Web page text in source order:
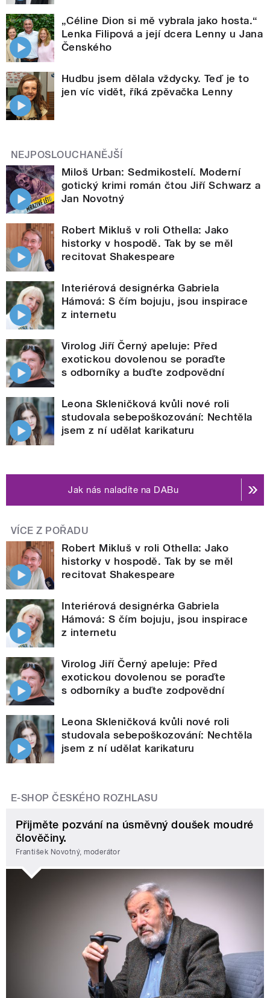
„Céline Dion si mě vybrala jako hosta.“
Lenka Filipová a její dcera Lenny u Jana
Čenského
Hudbu jsem dělala vždycky. Teď je to
jen víc vidět, říká zpěvačka Lenny
NEJPOSLOUCHANĚJŠÍ
Miloš Urban: Sedmikostelí. Moderní
gotický krimi román čtou Jiří Schwarz a
Jan Novotný
Robert Mikluš v roli Othella: Jako
historky v hospodě. Tak by se měl
recitovat Shakespeare
Interiérová designérka Gabriela
Hámová: S čím bojuju, jsou inspirace
z internetu
Virolog Jiří Černý apeluje: Před
exotickou dovolenou se poraďte
s odborníky a buďte zodpovědní
Leona Skleničková kvůli nové roli
studovala sebepoškozování: Nechtěla
jsem z ní udělat karikaturu
Jak nás naladíte na DABu
VÍCE Z POŘADU
Robert Mikluš v roli Othella: Jako
historky v hospodě. Tak by se měl
recitovat Shakespeare
Interiérová designérka Gabriela
Hámová: S čím bojuju, jsou inspirace
z internetu
Virolog Jiří Černý apeluje: Před
exotickou dovolenou se poraďte
s odborníky a buďte zodpovědní
Leona Skleničková kvůli nové roli
studovala sebepoškozování: Nechtěla
jsem z ní udělat karikaturu
E-SHOP ČESKÉHO ROZHLASU
Přijměte pozvání na úsměvný doušek moudré
člověčiny.
František Novotný, moderátor